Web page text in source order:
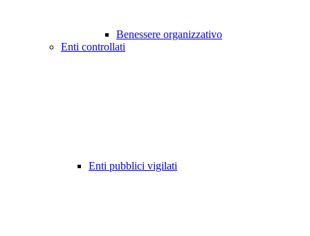
Benessere organizzativo
Enti controllati
Enti pubblici vigilati